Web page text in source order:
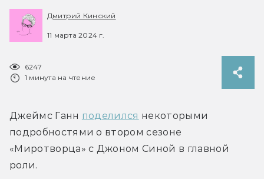
Дмитрий Кинский
11 марта 2024 г.
6247
1 минута на чтение
Джеймс Ганн поделился некоторыми
подробностями о втором сезоне
«Миротворца» с Джоном Синой в главной
роли.